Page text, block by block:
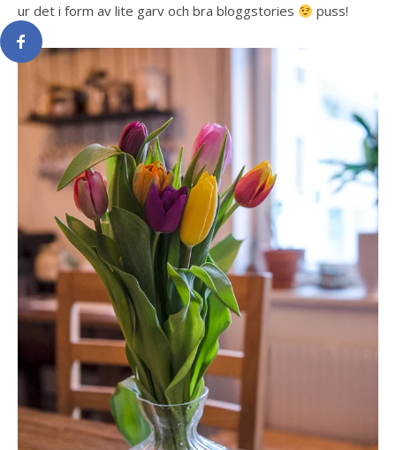
ur det i form av lite garv och bra bloggstories
puss!